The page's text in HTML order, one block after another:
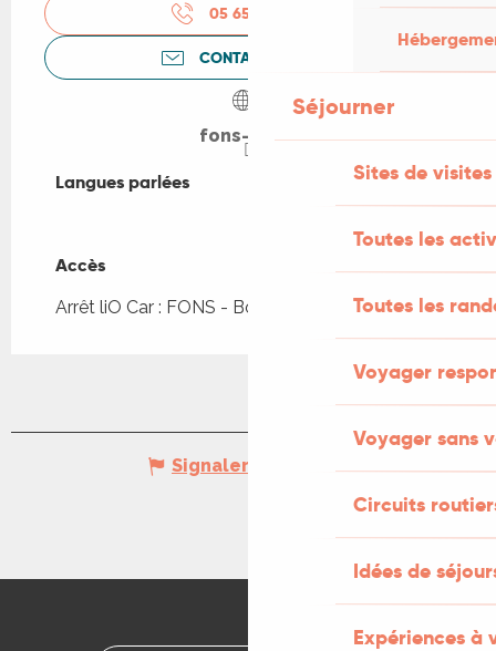
Séjourner
Sites de visites
Toutes les
Toutes les
Voyager
Voyager sans
Circuits
Idées de
Expériences à
05 65 40 06
CONTACTEZ-NOUS
fons-lot.fr
Langues parlées
Langues parlées
Accès
Accès
Arrêt liO Car : FONS - Bonhomme à 2km
Signaler une erreur